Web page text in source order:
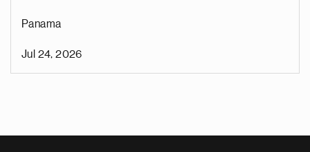
Panama
Jul 24, 2026